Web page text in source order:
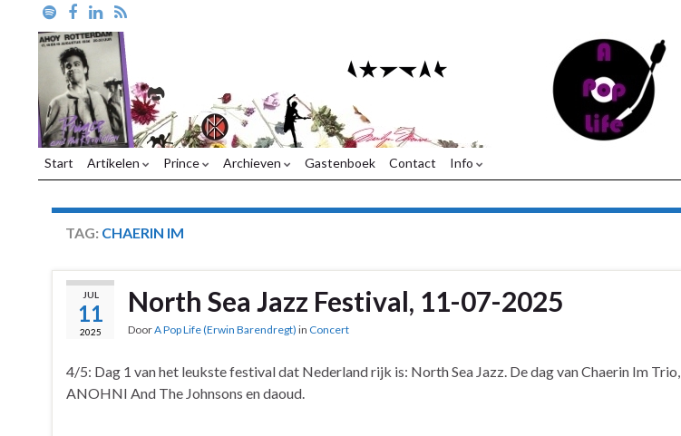
Start Artikelen Prince Archieven Gastenboek Contact Info
TAG: CHAERIN IM
JUL
11
2025
North Sea Jazz Festival, 11-07-2025
DoorA Pop Life (Erwin Barendregt) in Concert
4/5: Dag 1 van het leukste festival dat Nederland rijk is: North Sea Jazz. De dag van Chaerin Im Trio,
ANOHNI And The Johnsons en daoud.